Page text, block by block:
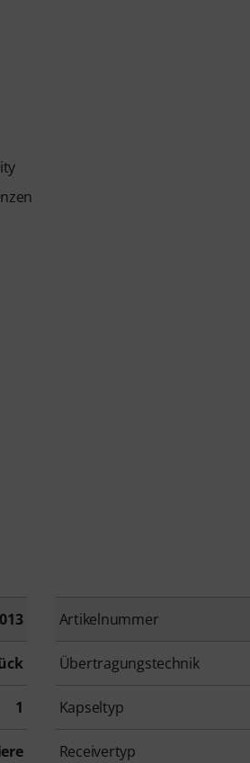
Artikelnummer
Übertragungstechnik
1 Kapseltyp
Receivertyp